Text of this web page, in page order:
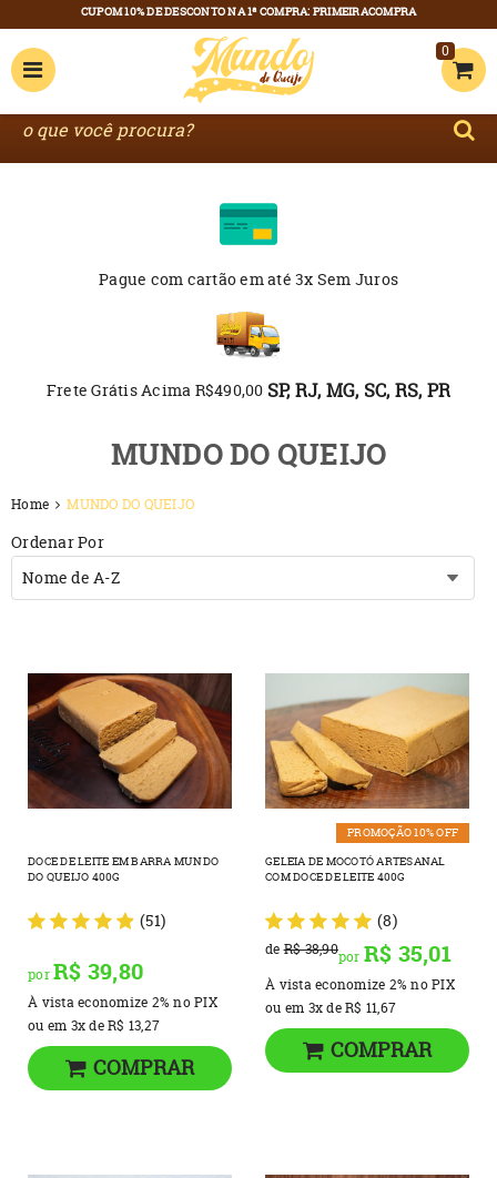
0
Pague com cartãoem até 3x Sem Juros
Frete Grátis Acima R$490,00 SP, RJ, MG, SC, RS, PR
MUNDO DO QUEIJO
Home MUNDO DO QUEIJO
Ordenar Por
Nome de A-Z
DOCE DE LEITE EM BARRA MUNDO
DO QUEIJO 400G
(51)
porR$ 39,80
À vista economize 2% no PIX
ou em 3xdeR$ 13,27
COMPRAR
PROMOÇÃO 10% OFF
GELEIA DE MOCOTÓ ARTESANAL
COM DOCE DE LEITE 400G
(8)
de R$ 38,90por R$ 35,01
À vista economize 2% no PIX
ou em 3xdeR$ 11,67
COMPRAR